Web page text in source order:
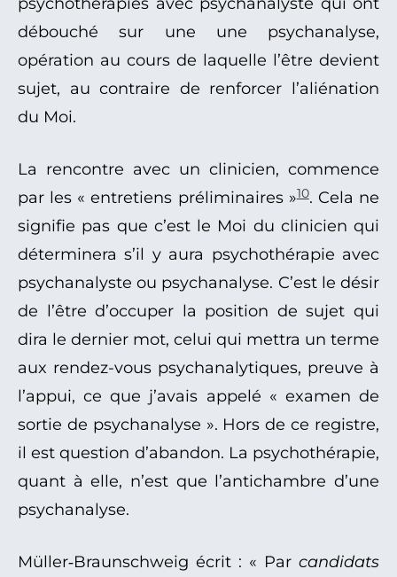
psychothérapies avec psychanalyste qui ont
débouché sur une une psychanalyse,
opération au cours de laquelle l’être devient
sujet, au contraire de renforcer l’aliénation
du Moi.
La rencontre avec un clinicien, commence
par les « entretiens préliminaires »10. Cela ne
signifie pas que c’est le Moi du clinicien qui
déterminera s’il y aura psychothérapie avec
psychanalyste ou psychanalyse. C’est le désir
de l’être d’occuper la position de sujet qui
dira le dernier mot, celui qui mettra un terme
aux rendez-vous psychanalytiques, preuve à
l’appui, ce que j’avais appelé « examen de
sortie de psychanalyse ». Hors de ce registre,
il est question d’abandon. La psychothérapie,
quant à elle, n’est que l’antichambre d’une
psychanalyse.
Müller‑Braunschweig écrit : « Par candidats